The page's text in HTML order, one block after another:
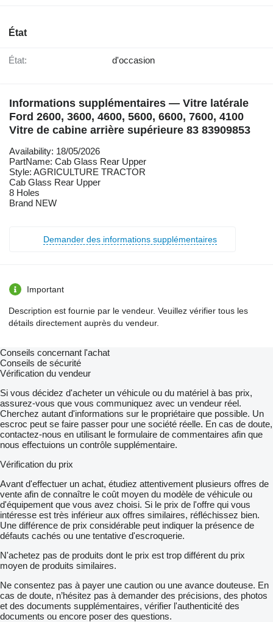
État
État: d'occasion
Informations supplémentaires — Vitre latérale
Ford 2600, 3600, 4600, 5600, 6600, 7600, 4100
Vitre de cabine arrière supérieure 83 83909853
Availability: 18/05/2026
PartName: Cab Glass Rear Upper
Style: AGRICULTURE TRACTOR
Cab Glass Rear Upper
8 Holes
Brand NEW
Demander des informations supplémentaires
Important
Description est fournie par le vendeur. Veuillez vérifier tous les
détails directement auprès du vendeur.
Conseils concernant l'achat
Conseils de sécurité
Vérification du vendeur
Si vous décidez d'acheter un véhicule ou du matériel à bas prix,
assurez-vous que vous communiquez avec un vendeur réel.
Cherchez autant d'informations sur le propriétaire que possible. Un
escroc peut se faire passer pour une société réelle. En cas de doute,
contactez-nous en utilisant le formulaire de commentaires afin que
nous effectuions un contrôle supplémentaire.
Vérification du prix
Avant d'effectuer un achat, étudiez attentivement plusieurs offres de
vente afin de connaître le coût moyen du modèle de véhicule ou
d'équipement que vous avez choisi. Si le prix de l'offre qui vous
intéresse est très inférieur aux offres similaires, réfléchissez bien.
Une différence de prix considérable peut indiquer la présence de
défauts cachés ou une tentative d'escroquerie.
N'achetez pas de produits dont le prix est trop différent du prix
moyen de produits similaires.
Ne consentez pas à payer une caution ou une avance douteuse. En
cas de doute, n’hésitez pas à demander des précisions, des photos
et des documents supplémentaires, vérifier l'authenticité des
documents ou encore poser des questions.